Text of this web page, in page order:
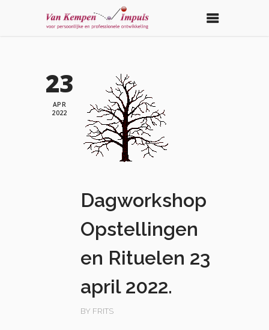
23
APR
2022
Dagworkshop
Opstellingen
en Rituelen 23
april 2022.
BY FRITS